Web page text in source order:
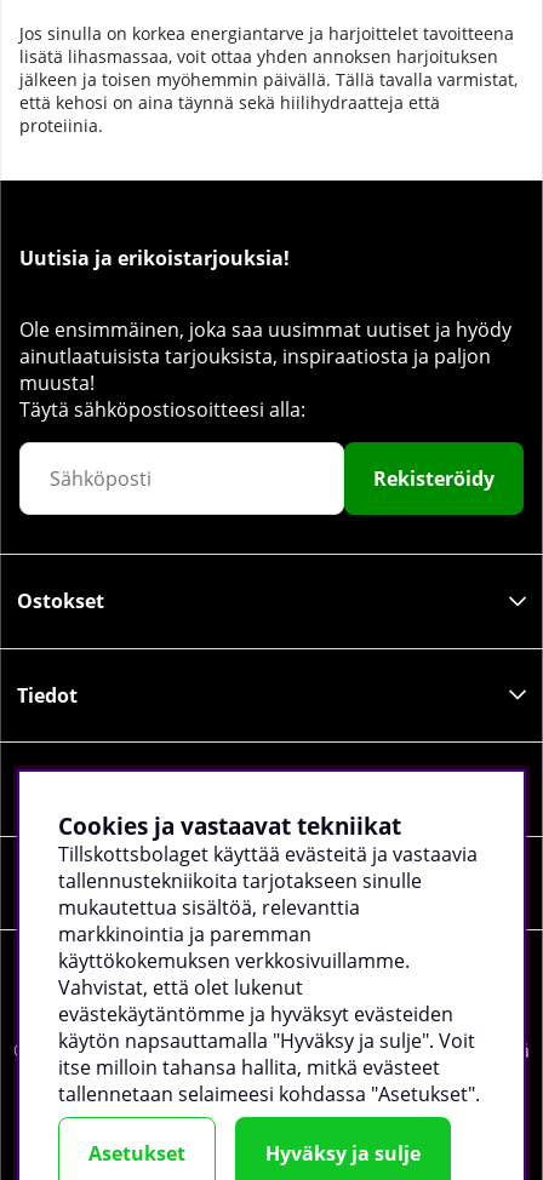
Jos sinulla on korkea energiantarve ja harjoittelet tavoitteena
lisätä lihasmassaa, voit ottaa yhden annoksen harjoituksen
jälkeen ja toisen myöhemmin päivällä. Tällä tavalla varmistat,
että kehosi on aina täynnä sekä hiilihydraatteja että
proteiinia.
Uutisia ja erikoistarjouksia!
Ole ensimmäinen, joka saa uusimmat uutiset ja hyödy
ainutlaatuisista tarjouksista, inspiraatiosta ja paljon
muusta!
Täytä sähköpostiosoitteesi alla:
Rekisteröidy
Ostokset
Tiedot
Yrityksen tiedot
© 2026 tillskottsbolaget.fi. Käytämme evästeitä -lue lisää
täältä.
Cookies ja vastaavat tekniikat
Tillskottsbolaget käyttää evästeitä ja vastaavia
tallennustekniikoita tarjotakseen sinulle
mukautettua sisältöä, relevanttia
markkinointia ja paremman
käyttökokemuksen verkkosivuillamme.
Vahvistat, että olet lukenut
evästekäytäntömme ja hyväksyt evästeiden
käytön napsauttamalla "Hyväksy ja sulje". Voit
itse milloin tahansa hallita, mitkä evästeet
tallennetaan selaimeesi kohdassa "Asetukset".
Asetukset Hyväksy ja sulje